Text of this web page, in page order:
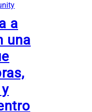
a
una